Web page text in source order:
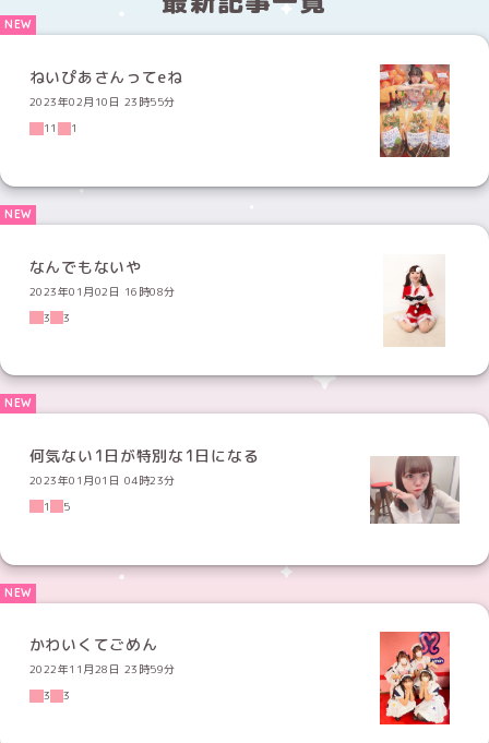
ねいぴあさんってeね
2023年02月10日 23時55分
11
1
なんでもないや
2023年01月02日 16時08分
3
3
何気ない1日が特別な1日になる
2023年01月01日 04時23分
1
5
かわいくてごめん
2022年11月28日 23時59分
3
3